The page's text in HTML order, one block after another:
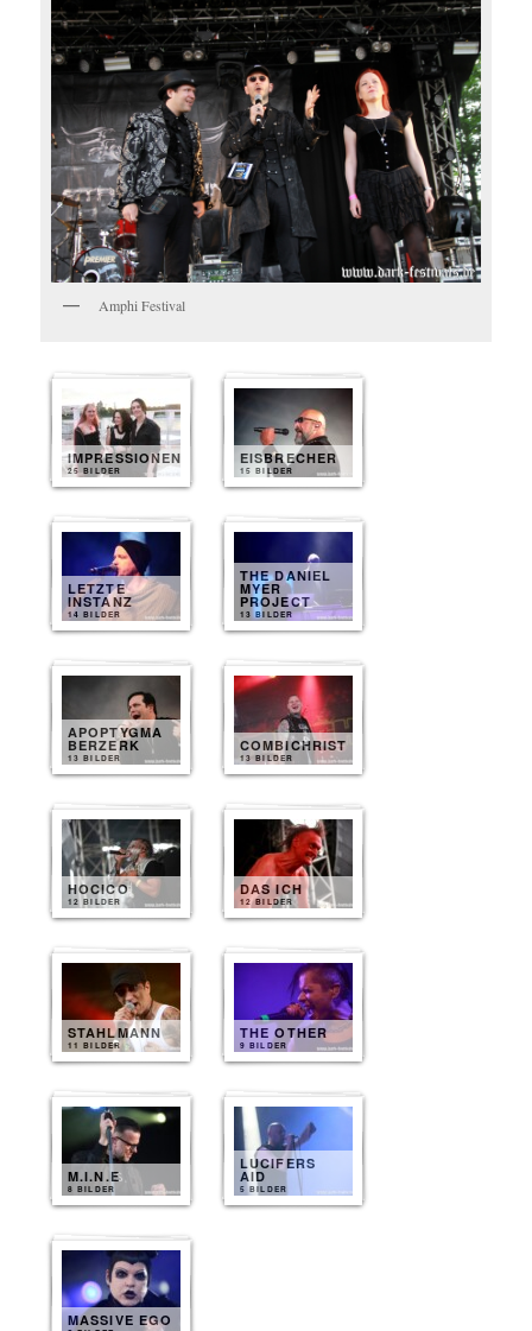
Amphi Festival
IMPRESSIONEN
25 BILDER
EISBRECHER
15 BILDER
LETZTE
INSTANZ
14 BILDER
THE DANIEL
MYER
PROJECT
13 BILDER
APOPTYGMA
BERZERK
13 BILDER
COMBICHRIST
13 BILDER
HOCICO
12 BILDER
DAS ICH
12 BILDER
STAHLMANN
11 BILDER
THE OTHER
9 BILDER
M.I.N.E
8 BILDER
LUCIFERS
AID
5 BILDER
MASSIVE EGO